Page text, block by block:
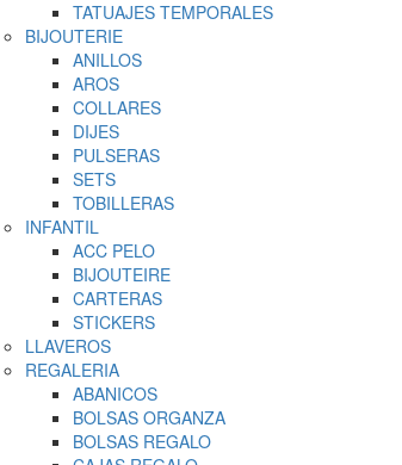
TATUAJES TEMPORALES
BIJOUTERIE
ANILLOS
AROS
COLLARES
DIJES
PULSERAS
SETS
TOBILLERAS
INFANTIL
ACC PELO
BIJOUTEIRE
CARTERAS
STICKERS
LLAVEROS
REGALERIA
ABANICOS
BOLSAS ORGANZA
BOLSAS REGALO